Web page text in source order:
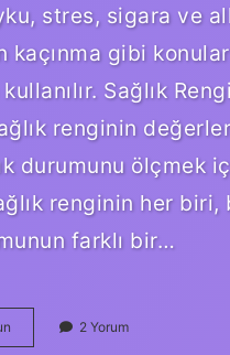
stres, sigara ve
gibi
Sağlık
renginin
durumunu ölçmek
renginin her
farklı bir…
rengi
2 Yorum